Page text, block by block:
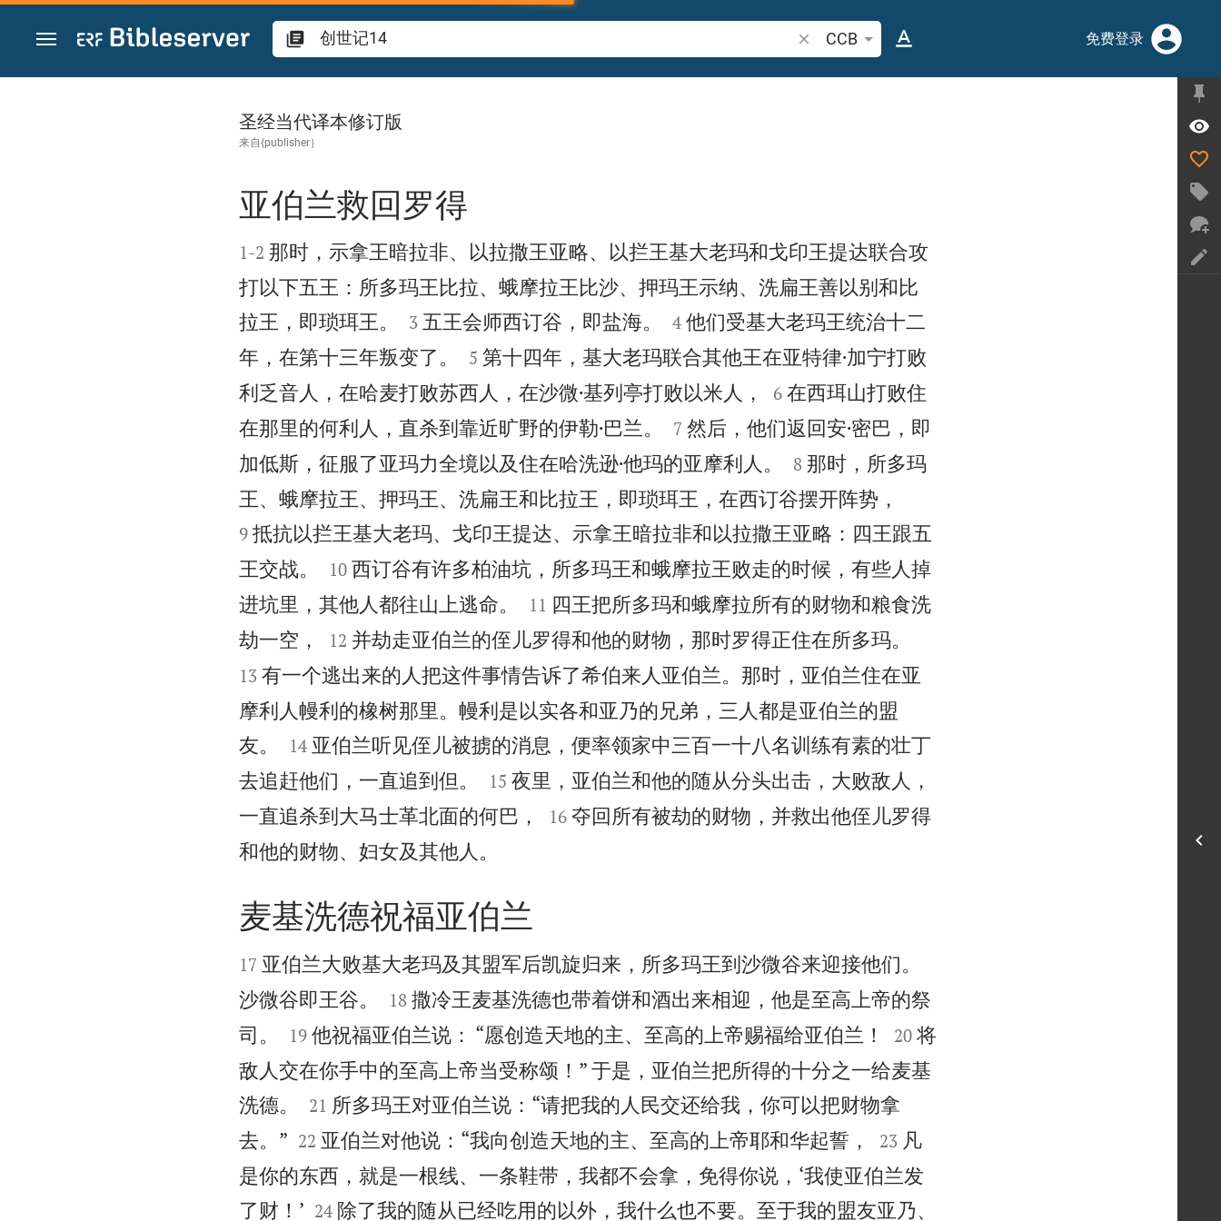
跳转到内容
搜索圣经经文或单词
CCB 免费登录
创世记 14
圣经当代译本修订版
来自{publisher｝

亚伯兰救回罗得

1-2 那时，示拿王暗拉非、以拉撒王亚略、以拦王基大老玛和戈印王提达联合攻
打以下五王：所多玛王比拉、蛾摩拉王比沙、押玛王示纳、洗扁王善以别和比
拉王，即琐珥王。


3 五王会师西订谷，即盐海。 

4 他们受基大老玛王统治十二
年，在第十三年叛变了。


5 第十四年，基大老玛联合其他王在亚特律·加宁打败
利乏音人，在哈麦打败苏西人，在沙微·基列亭打败以米人，


6 在西珥山打败住
在那里的何利人，直杀到靠近旷野的伊勒·巴兰。


7 然后，他们返回安·密巴，即
加低斯，征服了亚玛力全境以及住在哈洗逊·他玛的亚摩利人。


8 那时，所多玛
王、蛾摩拉王、押玛王、洗扁王和比拉王，即琐珥王，在西订谷摆开阵势，
9 抵抗以拦王基大老玛、戈印王提达、示拿王暗拉非和以拉撒王亚略：四王跟五
王交战。


10 西订谷有许多柏油坑，所多玛王和蛾摩拉王败走的时候，有些人掉
进坑里，其他人都往山上逃命。


11 四王把所多玛和蛾摩拉所有的财物和粮食洗
劫一空，


12 并劫走亚伯兰的侄儿罗得和他的财物，那时罗得正住在所多玛。
13 有一个逃出来的人把这件事情告诉了希伯来人亚伯兰。那时，亚伯兰住在亚
摩利人幔利的橡树那里。幔利是以实各和亚乃的兄弟，三人都是亚伯兰的盟
友。


14 亚伯兰听见侄儿被掳的消息，便率领家中三百一十八名训练有素的壮丁
去追赶他们，一直追到但。


15 夜里，亚伯兰和他的随从分头出击，大败敌人，
一直追杀到大马士革北面的何巴，


16 夺回所有被劫的财物，并救出他侄儿罗得
和他的财物、妇女及其他人。

麦基洗德祝福亚伯兰

17 亚伯兰大败基大老玛及其盟军后凯旋归来，所多玛王到沙微谷来迎接他们。
沙微谷即王谷。


18 撒冷王麦基洗德也带着饼和酒出来相迎，他是至高上帝的祭
司。


19 他祝福亚伯兰说： “愿创造天地的主、至高的上帝赐福给亚伯兰！ 

20 将
敌人交在你手中的至高上帝当受称颂！” 于是，亚伯兰把所得的十分之一给麦基
洗德。


21 所多玛王对亚伯兰说：“请把我的人民交还给我，你可以把财物拿
去。”
22 亚伯兰对他说：“我向创造天地的主、至高的上帝耶和华起誓， 

23 凡
是你的东西，就是一根线、一条鞋带，我都不会拿，免得你说，‘我使亚伯兰发
了财！’
24 除了我的随从已经吃用的以外，我什么也不要。至于我的盟友亚乃、